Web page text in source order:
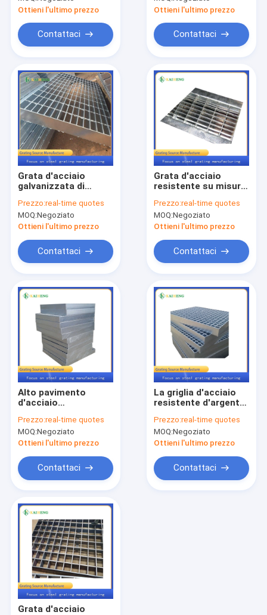
Prodotti
Circa noi
Giro della fabbrica
Controllo di qualità
Notizie
Casi
grata d'acciaio del metallo
Griglia galvanizzata del metallo
Copertura stridente d'acciaio
pavimento di griglia del metallo
Antivari piano
Ottieni l'ultimo prezzo
Contattaci
per industria
Ottieni l'ultimo prezzo
Contattaci
Grata d'acciaio
galvanizzata di
della immersione
calda per il grande
cuscinetto
Prezzo:real-time quotes
MOQ:Negoziato
Ottieni l'ultimo prezzo
Contattaci
Grata d'acciaio
resistente su misura
slittamento di griglia
della griglia non
Prezzo:real-time quotes
MOQ:Negoziato
Ottieni l'ultimo prezzo
Contattaci
Alto pavimento
d'acciaio
stridente
sopportante della
immersione calda
Prezzo:real-time quotes
MOQ:Negoziato
Ottieni l'ultimo prezzo
Contattaci
La griglia d'acciaio
resistente d'argento
griglia d'acciaio del
passaggio pedonale
Prezzo:real-time quotes
MOQ:Negoziato
Ottieni l'ultimo prezzo
Contattaci
Grata d'acciaio